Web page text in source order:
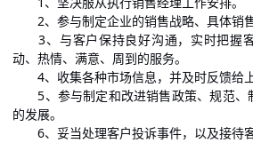
2、参与制定企业的销售战略、具体销售
3、与客户保持良好沟通，实时把握
动、热情、满意、周到的服务。
4、收集各种市场信息，并及时反馈给上
5、参与制定和改进销售政策、规范、
的发展。
6、妥当处理客户投诉事件，以及接待客